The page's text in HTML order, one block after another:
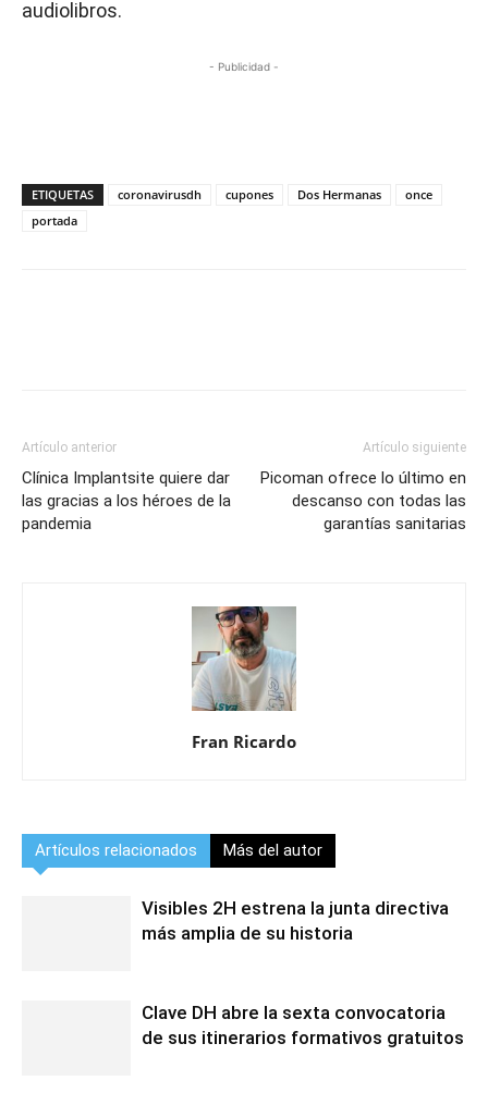
audiolibros.
- Publicidad -
ETIQUETAS coronavirusdh cupones Dos Hermanas
once
portada
Artículo anterior
Clínica Implantsite quiere dar
las gracias a los héroes de la
pandemia
Artículo siguiente
Picoman ofrece lo último en
descanso con todas las
garantías sanitarias
Fran Ricardo
Artículos relacionados Más del autor
Visibles 2H estrena la junta directiva
más amplia de su historia
Clave DH abre la sexta convocatoria
de sus itinerarios formativos gratuitos